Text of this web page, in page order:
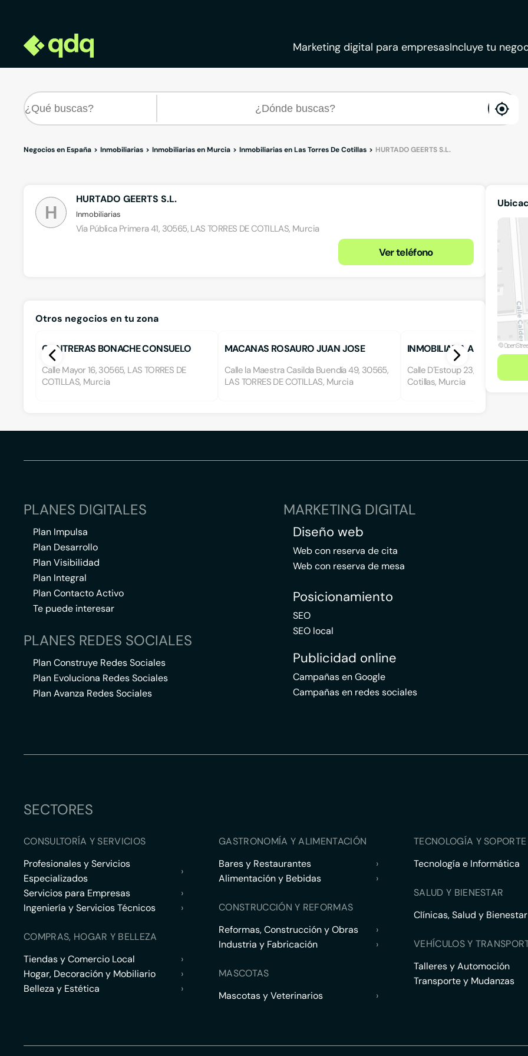
Marketing digital para empresasIncluye tu
Negocios en España Inmobiliarias Inmobiliarias en Murcia Inmobiliarias en Las Torres De Cotillas HURTADO GEERTS S.L.
H
HURTADO GEERTS S.L.
Inmobiliarias
Vía Pública Primera 41, 30565, LAS TORRES DE COTILLAS, Murcia
Ver teléfono
Otros negocios en tu zona
CONTRERAS BONACHE CONSUELO
Calle Mayor 16, 30565, LAS TORRES DE
COTILLAS, Murcia
MACANAS ROSAURO JUAN JOSE
Calle la Maestra Casilda Buendía 49, 30565,
LAS TORRES DE COTILLAS, Murcia
INMOBILIARIA AINTOR
Calle D´Estoup 23, 30565, Las
Cotillas, Murcia
PLANES DIGITALES
Plan Impulsa
Plan Desarrollo
Plan Visibilidad
Plan Integral
Plan Contacto Activo
Te puede interesar
PLANES REDES SOCIALES
Plan Construye Redes Sociales
Plan Evoluciona Redes Sociales
Plan Avanza Redes Sociales
MARKETING DIGITAL
Diseño web
Web con reserva de cita
Web con reserva de mesa
Posicionamiento
SEO
SEO local
Publicidad online
Campañas en Google
Campañas en redes sociales
SECTORES
CONSULTORÍA Y SERVICIOS
Profesionales y Servicios
Especializados
›
Servicios para Empresas
›
Ingeniería y Servicios Técnicos
›
COMPRAS, HOGAR Y BELLEZA
Tiendas y Comercio Local
›
Hogar, Decoración y Mobiliario
›
Belleza y Estética
›
GASTRONOMÍA Y ALIMENTACIÓN
Bares y Restaurantes
›
Alimentación y Bebidas
›
CONSTRUCCIÓN Y REFORMAS
Reformas, Construcción y Obras
›
Industria y Fabricación
›
MASCOTAS
Mascotas y Veterinarios
›
TECNOLOGÍA Y
Tecnología e Informática
SALUD Y BIENESTAR
Clínicas, Salud y Bienestar
VEHÍCULOS Y
Talleres y Automoción
Transporte y Mudanzas